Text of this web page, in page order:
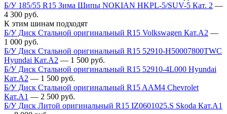
Б/У 185/55 R15 Зима Шипы NOKIAN HKPL-5/SUV-5 Кат. 2 —
4 300 руб.
К этим шинам подходят
Б/У Диск Стальной оригинальный R15 Volkswagen Кат.А2 —
1 000 руб.
Б/У Диск Стальной оригинальный R15 52910-H50007800TWC
Hyundai Кат.А2 — 1 500 руб.
Б/У Диск Стальной оригинальный R15 52910-4L000 Hyundai
Кат.А2 — 1 500 руб.
Б/У Диск Стальной оригинальный R15 AAM4 Chevrolet
Кат.А1 — 2 500 руб.
Б/У Диск Литой оригинальный R15 IZ0601025.S Skoda Кат.А1